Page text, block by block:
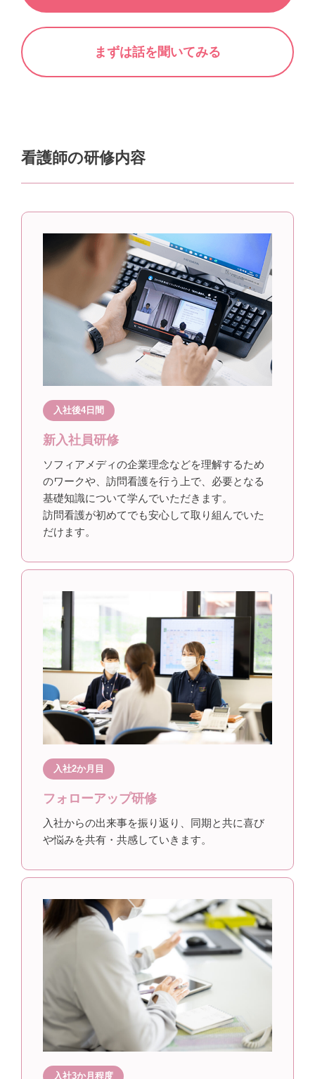
まずは話を聞いてみる
看護師の研修内容
入社後4日間
新入社員研修
ソフィアメディの企業理念などを理解するため
のワークや、訪問看護を行う上で、必要となる
基礎知識について学んでいただきます。
訪問看護が初めてでも安心して取り組んでいた
だけます。
入社2か月目
フォローアップ研修
入社からの出来事を振り返り、同期と共に喜び
や悩みを共有・共感していきます。
入社3か月程度